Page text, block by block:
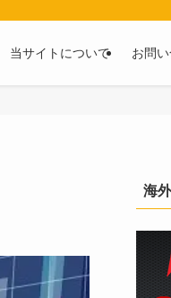
の口コミや評判を2chや5chから
当サイトについて お問
海